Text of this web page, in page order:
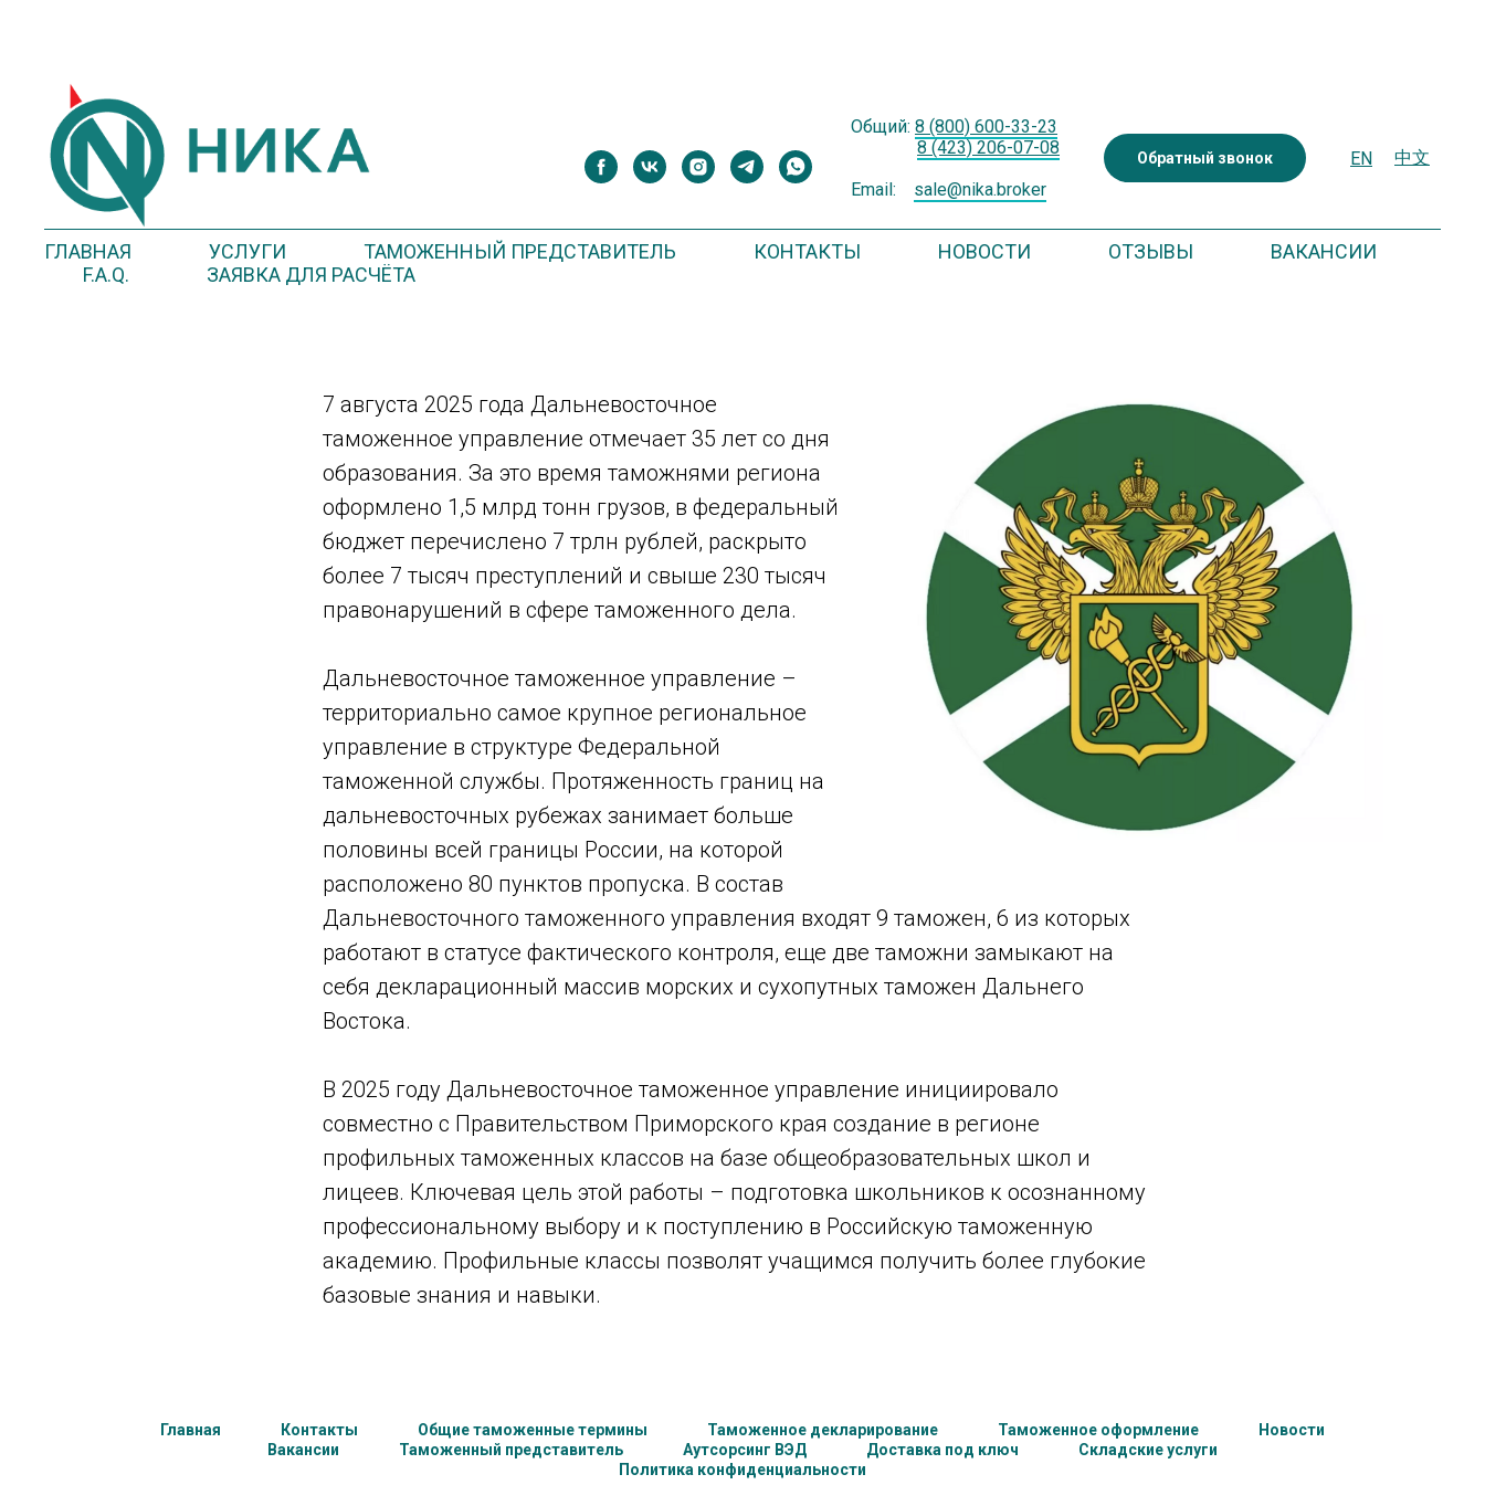
Общий: 8 (800) 600-33-23
8 (423) 206-07-08
Email: sale@nika.broker
Обратный звонок EN 中文
ГЛАВНАЯ УСЛУГИ ТАМОЖЕННЫЙ ПРЕДСТАВИТЕЛЬ КОНТАКТЫ НОВОСТИ ОТЗЫВЫ
ВАКАНСИИ
F.A.Q.
ЗАЯВКА ДЛЯ РАСЧЁТА
7 августа 2025 года Дальневосточное
таможенное управление отмечает 35 лет со дня
образования. За это время таможнями региона
оформлено 1,5 млрд тонн грузов, в федеральный
бюджет перечислено 7 трлн рублей, раскрыто
более 7 тысяч преступлений и свыше 230 тысяч
правонарушений в сфере таможенного дела.
Дальневосточное таможенное управление –
территориально самое крупное региональное
управление в структуре Федеральной
таможенной службы. Протяженность границ на
дальневосточных рубежах занимает больше
половины всей границы России, на которой
расположено 80 пунктов пропуска. В состав
Дальневосточного таможенного управления входят 9 таможен, 6 из которых
работают в статусе фактического контроля, еще две таможни замыкают на
себя декларационный массив морских и сухопутных таможен Дальнего
Востока.
В 2025 году Дальневосточное таможенное управление инициировало
совместно с Правительством Приморского края создание в регионе
профильных таможенных классов на базе общеобразовательных школ и
лицеев. Ключевая цель этой работы – подготовка школьников к осознанному
профессиональному выбору и к поступлению в Российскую таможенную
академию. Профильные классы позволят учащимся получить более глубокие
базовые знания и навыки.
Главная Контакты Общие таможенные термины Таможенное декларирование Таможенное оформление
Новости
Вакансии
Таможенный представитель Аутсорсинг ВЭД Доставка под ключ
Складские услуги
Политика конфиденциальности